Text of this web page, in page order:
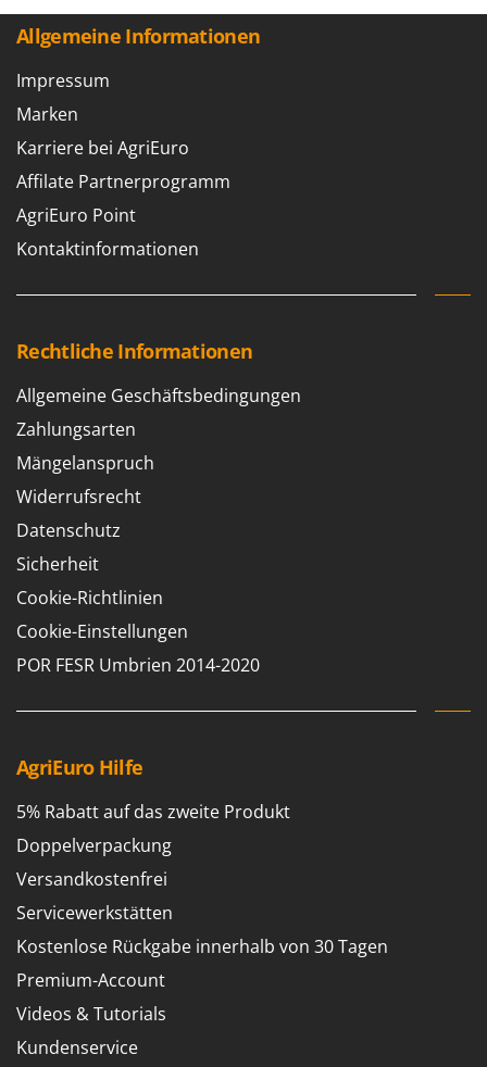
Allgemeine Informationen
Impressum
Marken
Karriere bei AgriEuro
Affilate Partnerprogramm
AgriEuro Point
Kontaktinformationen
Rechtliche Informationen
Allgemeine Geschäftsbedingungen
Zahlungsarten
Mängelanspruch
Widerrufsrecht
Datenschutz
Sicherheit
Cookie-Richtlinien
Cookie-Einstellungen
POR FESR Umbrien 2014-2020
AgriEuro Hilfe
5% Rabatt auf das zweite Produkt
Doppelverpackung
Versandkostenfrei
Servicewerkstätten
Kostenlose Rückgabe innerhalb von 30 Tagen
Premium-Account
Videos & Tutorials
Kundenservice